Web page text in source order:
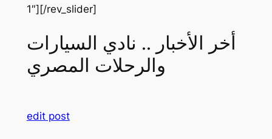
1″][/rev_slider]
أخر الأخبار .. نادي السيارات
والرحلات المصري
edit post